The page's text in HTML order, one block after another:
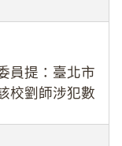
安全衛生法」
員提：臺北市
校劉師涉犯數